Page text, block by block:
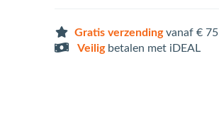
Gratis verzendingvanaf € 75
Veiligbetalen met iDEAL